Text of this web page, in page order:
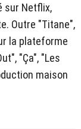
sur Netflix,
Outre "Titane",
la plateforme
"Ça", "Les
maison